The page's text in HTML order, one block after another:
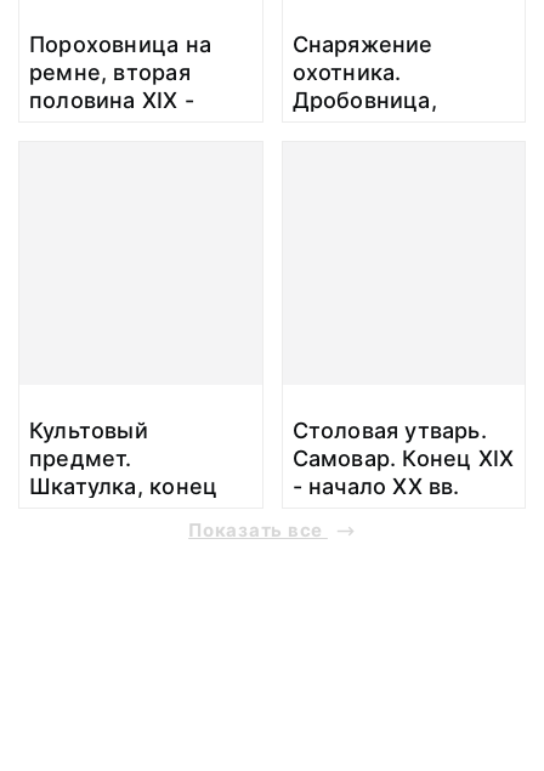
Пороховница на
ремне, вторая
половина ХIX -
Снаряжение
охотника.
Дробовница,
Культовый
предмет.
Шкатулка, конец
века. Неизвестен
Столовая утварь.
Самовар. Конец XIX
- начало XX вв.
Показать все